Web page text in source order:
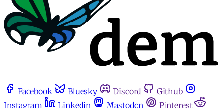
Facebook Bluesky Discord
Github
Instagram
Linkedin Mastodon
Pinterest